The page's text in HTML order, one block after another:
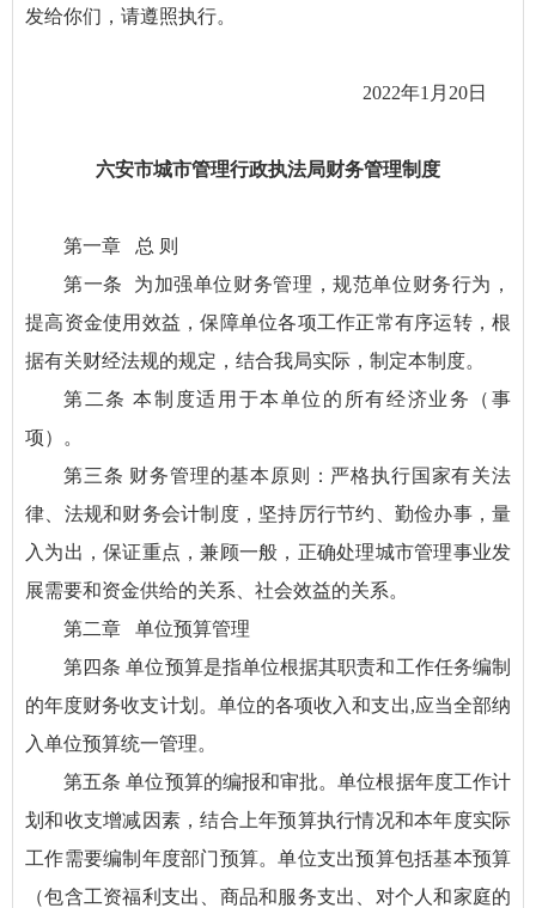
发给你们，请遵照执行。
2022年1月20日
六安市城市管理行政执法局财务管理制度
第一章 总 则
第一条 为加强单位财务管理，规范单位财务行为，
提高资金使用效益，保障单位各项工作正常有序运转，根
据有关财经法规的规定，结合我局实际，制定本制度。
第二条 本制度适用于本单位的所有经济业务（事
项）。
第三条 财务管理的基本原则：严格执行国家有关法
律、法规和财务会计制度，坚持厉行节约、勤俭办事，量
入为出，保证重点，兼顾一般，正确处理城市管理事业发
展需要和资金供给的关系、社会效益的关系。
第二章 单位预算管理
第四条 单位预算是指单位根据其职责和工作任务编制
的年度财务收支计划。单位的各项收入和支出,应当全部纳
入单位预算统一管理。
第五条 单位预算的编报和审批。单位根据年度工作计
划和收支增减因素，结合上年预算执行情况和本年度实际
工作需要编制年度部门预算。单位支出预算包括基本预算
（包含工资福利支出、商品和服务支出、对个人和家庭的